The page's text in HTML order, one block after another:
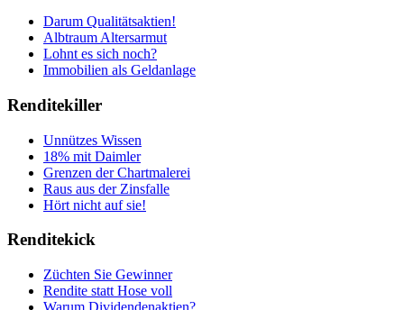
Darum Qualitätsaktien!
Albtraum Altersarmut
Lohnt es sich noch?
Immobilien als Geldanlage
Renditekiller
Unnützes Wissen
18% mit Daimler
Grenzen der Chartmalerei
Raus aus der Zinsfalle
Hört nicht auf sie!
Renditekick
Züchten Sie Gewinner
Rendite statt Hose voll